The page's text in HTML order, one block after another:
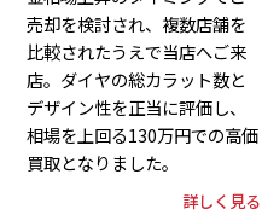
売却を検討され、複数店舗を
比較されたうえで当店へご来
店。ダイヤの総カラット数と
デザイン性を正当に評価し、
相場を上回る130万円での高価
買取となりました。
詳しく見る